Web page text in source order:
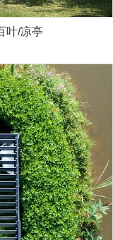
叶/凉亭